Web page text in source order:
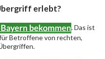
erlebt?
. Das ist
Betroffene von rechten,